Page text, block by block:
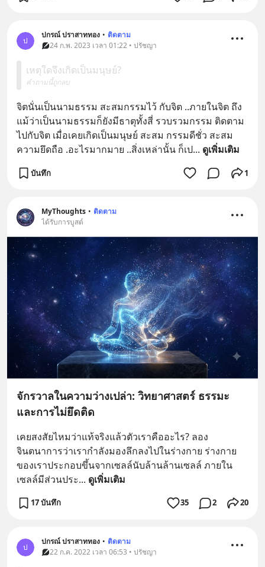
ป
ปกรณ์ ปราสาททอง • ติดตาม
24 ก.พ. 2023 เวลา 01:22 • ปรัชญา
เหตุใดจึงเกิดเป็นมนุษย์?
คำถามนี้ถูกลบ
จิตนั่นเป็นนามธรรม สะสมกรรมไว้ กับจิต ..ภายในจิต ถึง
แม้ว่าเป็นนามธรรมก็ยังมีธาตุทั้งสี่ รวบรวมกรรม ติดตาม
ไปกับจิต เมื่อเคยเกิดเป็นมนุษย์ สะสม กรรมดีชั่ว สะสม
ความยึดถือ .อะไรมากมาย ..สิ่งเหล่านั้น ก็เป... ดูเพิ่มเติม
บันทึก 1
MyThoughts • ติดตาม
ได้รับการบูสต์
จักรวาลในความว่างเปล่า: วิทยาศาสตร์ ธรรมะ
และการไม่ยึดติด
เคยสงสัยไหมว่าแท้จริงแล้วตัวเราคืออะไร? ลอง
จินตนาการว่าเรากำลังมองลึกลงไปในร่างกาย ร่างกาย
ของเราประกอบขึ้นจากเซลล์นับล้านล้านเซลล์ ภายใน
เซลล์มีส่วนประ... ดูเพิ่มเติม
17 บันทึก 35 2 20
ป
ปกรณ์ ปราสาททอง • ติดตาม
22 ก.ค. 2022 เวลา 06:53 • ปรัชญา